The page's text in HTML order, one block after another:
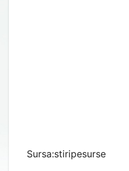
Sursa:stiripesurse